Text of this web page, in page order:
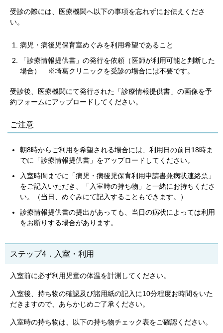
受診の際には、医療機関へ以下の事項を忘れずにお伝えくださ
い。
病児・病後児保育室めぐみを利用希望であること
「診療情報提供書」の発行を依頼（医師が利用可能と判断した
場合） ※埼葛クリニックを受診の場合には不要です。
受診後、医療機関にて発行された「診療情報提供書」の画像を予
約フォームにアップロードしてください。
ご注意
朝8時からご利用を希望される場合には、利用日の前日18時ま
でに「診療情報提供書」をアップロードしてください。
入室時間までに「病児・病後児保育利用申請書兼病状連絡票」
をご記入いただき、「入室時の持ち物」と一緒にお持ちくださ
い。（当日、めぐみにて記入することもできます。）
診療情報提供書の提出があっても、当日の病状によっては利用
をお断りする場合があります。
ステップ4．入室・利用
入室前に必ず利用児童の体温を計測してください。
入室後、持ち物の確認及び諸用紙の記入に10分程度お時間をいた
だきますので、あらかじめご了承ください。
入室時の持ち物は、以下の持ち物チェック表をご確認ください。